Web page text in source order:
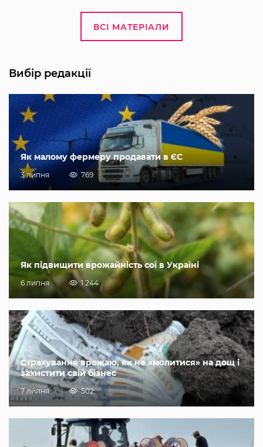
ВСІ МАТЕРІАЛИ
Вибір редакції
Як малому фермеру продавати в ЄС
3 липня 769
Як підвищити врожайність сої в Україні
6 липня 1 244
Страхування врожаю, як не «молитися» на дощ і
захистити свій бізнес
7 липня 502